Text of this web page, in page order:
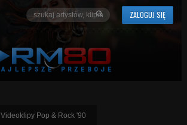
ZALOGUJ SIĘ
Videoklipy Pop & Rock '90